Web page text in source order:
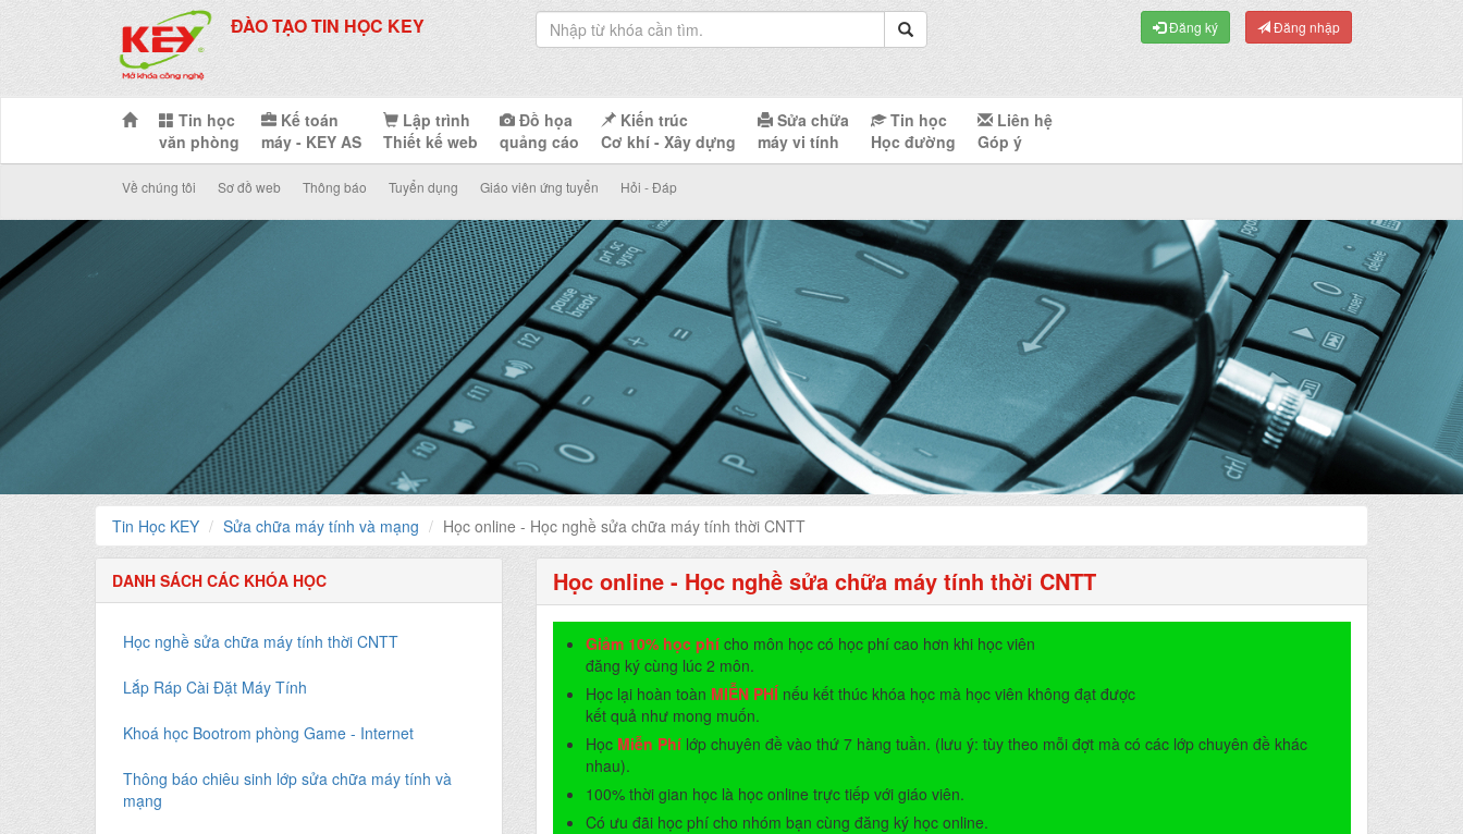
ĐÀO TẠO TIN HỌC KEY Đăng ký Đăng nhập
Tin học
văn phòng
Kế toán
máy - KEY AS
Lập trình
Thiết kế web
Đồ họa
quảng cáo
Kiến trúc
Cơ khí - Xây dựng
Sửa chữa
máy vi tính
Tin học
Học đường
Liên hệ
Góp ý
Về chúng tôi Sơ đồ web Thông báo Tuyển dụng Giáo viên ứng tuyển Hỏi - Đáp
Tin Học KEY Sửa chữa máy tính và mạng Học online - Học nghề sửa chữa máy tính thời CNTT
DANH SÁCH CÁC KHÓA HỌC
Học nghề sửa chữa máy tính thời CNTT
Lắp Ráp Cài Đặt Máy Tính
Khoá học Bootrom phòng Game - Internet
Thông báo chiêu sinh lớp sửa chữa máy tính và
mạng
Học online - Học nghề sửa chữa máy tính thời CNTT
Giảm 10% học phí cho môn học có học phí cao hơn khi học viên
đăng ký cùng lúc 2 môn.
Học lại hoàn toàn MIỄN PHÍ nếu kết thúc khóa học mà học viên không đạt được
kết quả như mong muốn.
Học Miễn Phí lớp chuyên đề vào thứ 7 hàng tuần. (lưu ý: tùy theo mỗi đợt mà có các lớp chuyên đề khác
nhau).
100% thời gian học là học online trực tiếp với giáo viên.
Có ưu đãi học phí cho nhóm bạn cùng đăng ký học online.